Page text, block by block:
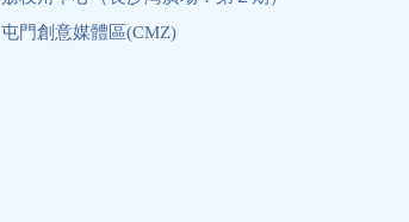
屯門創意媒體區(CMZ)